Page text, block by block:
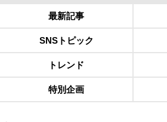
最新記事
SNSトピック
トレンド
特別企画